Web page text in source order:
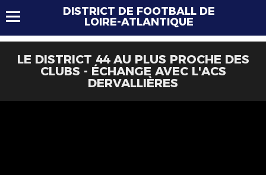
DISTRICT DE FOOTBALL DE
LOIRE-ATLANTIQUE
LE DISTRICT 44 AU PLUS PROCHE DES
CLUBS - ÉCHANGE AVEC L'ACS
DERVALLIÈRES